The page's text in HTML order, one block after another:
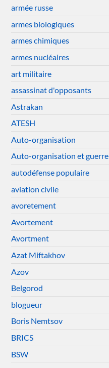
armée russe
armes biologiques
armes chimiques
armes nucléaires
art militaire
assassinat d'opposants
Astrakan
ATESH
Auto-organisation
Auto-organisation et guerre
autodéfense populaire
aviation civile
avoretement
Avortement
Avortment
Azat Miftakhov
Azov
Belgorod
blogueur
Boris Nemtsov
BRICS
BSW